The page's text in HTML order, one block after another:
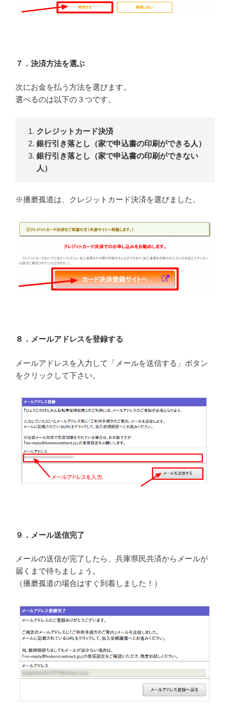
７．決済方法を選ぶ
次にお金を払う方法を選びます。
選べるのは以下の３つです。
クレジットカード決済
銀行引き落とし（家で申込書の印刷ができる人）
銀行引き落とし（家で申込書の印刷ができない
人）
※播磨孤道は、クレジットカード決済を選びました。
８．メールアドレスを登録する
メールアドレスを入力して「メールを送信する」ボタン
をクリックして下さい。
９．メール送信完了
メールの送信が完了したら、兵庫県民共済からメールが
届くまで待ちましょう。
（播磨孤道の場合はすぐ到着しました！）